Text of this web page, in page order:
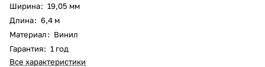
Ширина: 19,05 мм
Длина: 6,4 м
Материал: Винил
Гарантия: 1 год
Все характеристики